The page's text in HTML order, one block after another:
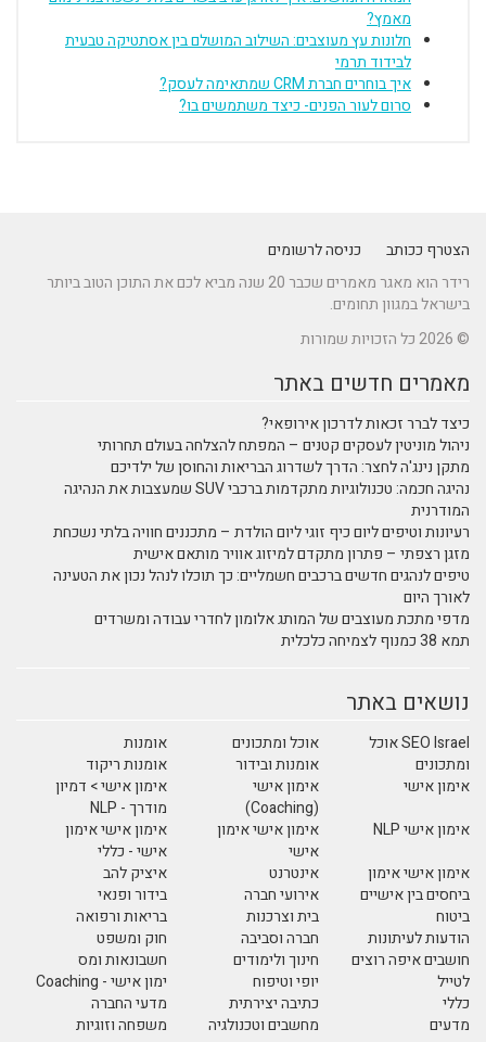
מאמץ?
חלונות עץ מעוצבים: השילוב המושלם בין אסתטיקה טבעית
לבידוד תרמי
איך בוחרים חברת CRM שמתאימה לעסק?
סרום לעור הפנים- כיצד משתמשים בו?
הצטרף ככותב
כניסה לרשומים
רידר הוא מאגר מאמרים שכבר 20 שנה מביא לכם את התוכן הטוב ביותר
בישראל במגוון תחומים.
© 2026 כל הזכויות שמורות
מאמרים חדשים באתר
כיצד לברר זכאות לדרכון אירופאי?
ניהול מוניטין לעסקים קטנים – המפתח להצלחה בעולם תחרותי
מתקן נינג'ה לחצר: הדרך לשדרוג הבריאות והחוסן של ילדיכם
נהיגה חכמה: טכנולוגיות מתקדמות ברכבי SUV שמעצבות את הנהיגה
המודרנית
רעיונות וטיפים ליום כיף זוגי ליום הולדת – מתכננים חוויה בלתי נשכחת
מזגן רצפתי – פתרון מתקדם למיזוג אוויר מותאם אישית
טיפים לנהגים חדשים ברכבים חשמליים: כך תוכלו לנהל נכון את הטעינה
לאורך היום
מדפי מתכת מעוצבים של המותג אלומון לחדרי עבודה ומשרדים
תמא 38 כמנוף לצמיחה כלכלית
נושאים באתר
SEO Israel אוכל
ומתכונים
אוכל ומתכונים
אומנות
אומנות ובידור
אומנות ריקוד
אימון אישי
אימון אישי
(Coaching)
אימון אישי > דמיון
מודרך - NLP
אימון אישי NLP
אימון אישי אימון
אישי
אימון אישי אימון
אישי - כללי
אימון אישי אימון
ביחסים בין אישיים
אינטרנט
איציק להב
אירועי חברה
בידור ופנאי
ביטוח
בית וצרכנות
בריאות ורפואה
הודעות לעיתונות
חברה וסביבה
חוק ומשפט
חושבים איפה רוצים
לטייל
חינוך ולימודים
חשבונאות ומס
יופי וטיפוח
ימון אישי - Coaching
כללי
כתיבה יצירתית
מדעי החברה
מדעים
מחשבים וטכנולגיה
משפחה וזוגיות